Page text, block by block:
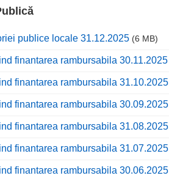
publice locale 31.12.2025 (6 MB)
finantarea rambursabila 30.11.2025
finantarea rambursabila 31.10.2025
finantarea rambursabila 30.09.2025
finantarea rambursabila 31.08.2025
finantarea rambursabila 31.07.2025
finantarea rambursabila 30.06.2025